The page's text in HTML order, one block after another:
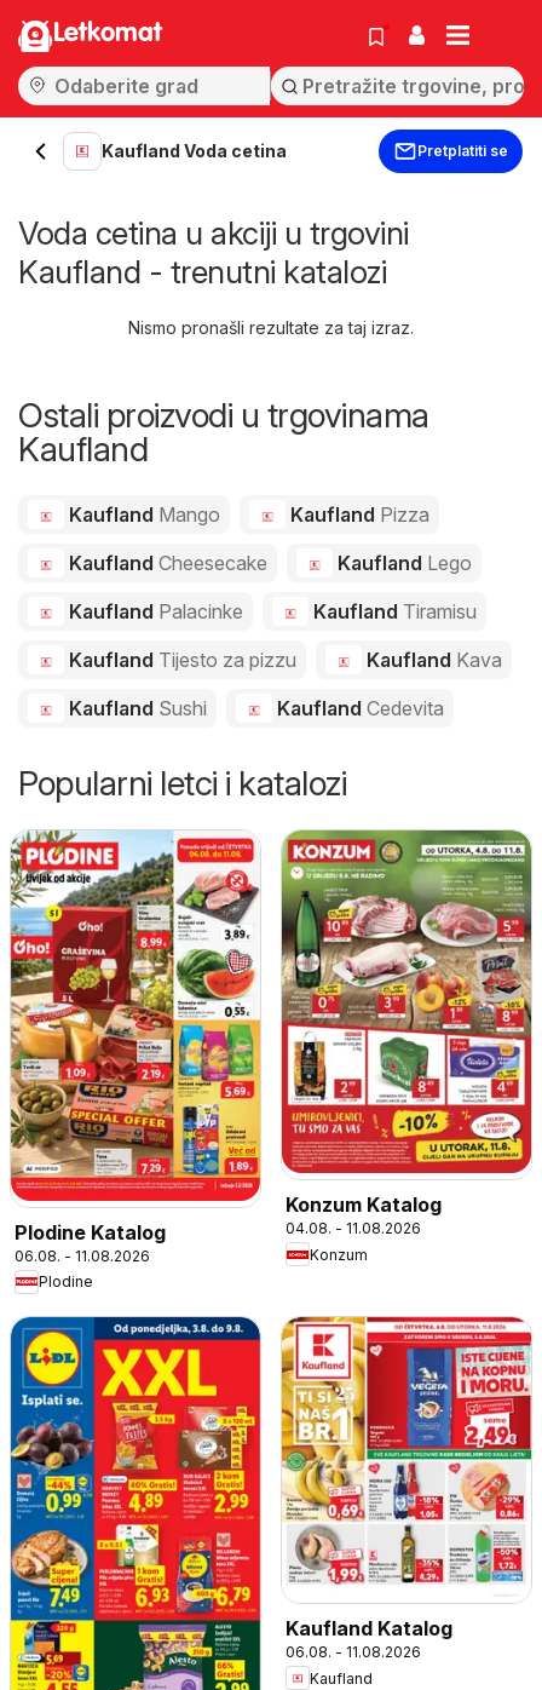
Letkomat
Kaufland Voda cetina Pretplatiti se
Voda cetina u akciji u trgovini
Kaufland - trenutni katalozi
Nismo pronašli rezultate za taj izraz.
Ostali proizvodi u trgovinama
Kaufland
Kaufland Mango Kaufland Pizza
Kaufland Cheesecake Kaufland Lego
Kaufland Palacinke Kaufland Tiramisu
Kaufland Tijesto za pizzu Kaufland Kava
Kaufland Sushi Kaufland Cedevita
Popularni letci i katalozi
Plodine Katalog
06.08. - 11.08.2026
Plodine
Konzum Katalog
04.08. - 11.08.2026
Konzum
Kaufland Katalog
06.08. - 11.08.2026
Kaufland